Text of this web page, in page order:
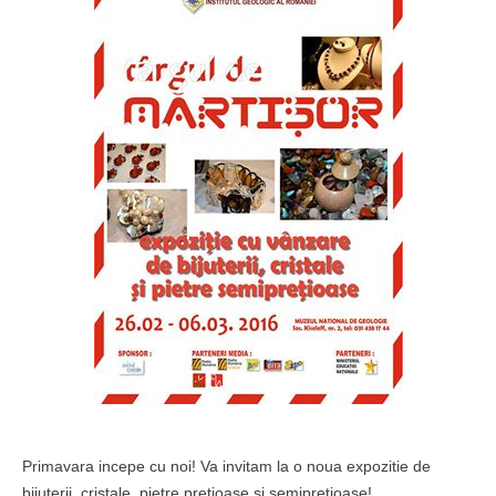
Primavara incepe cu noi! Va invitam la o noua expozitie de